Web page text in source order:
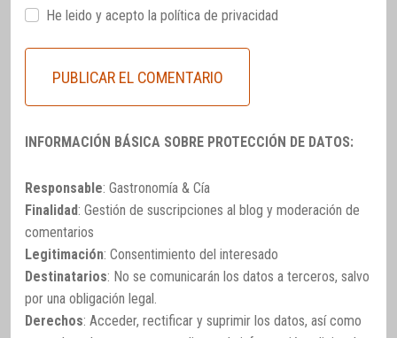
He leido y acepto la política de privacidad
INFORMACIÓN BÁSICA SOBRE PROTECCIÓN DE DATOS:
Responsable: Gastronomía & Cía
Finalidad: Gestión de suscripciones al blog y moderación de
comentarios
Legitimación: Consentimiento del interesado
Destinatarios: No se comunicarán los datos a terceros, salvo
por una obligación legal.
Derechos: Acceder, rectificar y suprimir los datos, así como